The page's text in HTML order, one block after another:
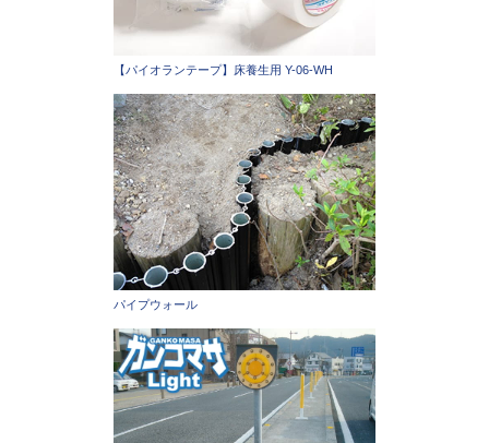
【パイオランテープ】床養生用 Y-06-WH
パイプウォール